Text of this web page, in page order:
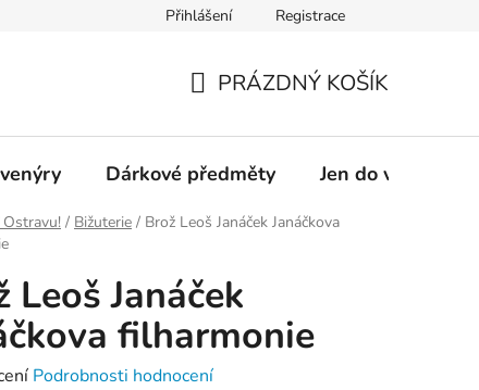
Přístupnost
Přihlášení Registrace
KOŠÍK
PRÁZDNÝ KOŠÍK
Dárkové předměty Jen do vyprodání
/ Bižuterie / Brož Leoš Janáček Janáčkova
Leoš Janáček
filharmonie
Podrobnosti hodnocení